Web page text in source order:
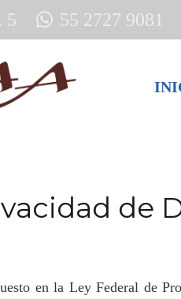
5 55 2727 9081
de
en la Ley Federal de